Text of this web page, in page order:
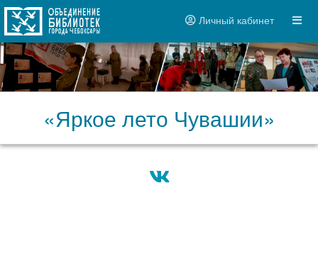
Личный кабинет
«Яркое лето Чувашии»